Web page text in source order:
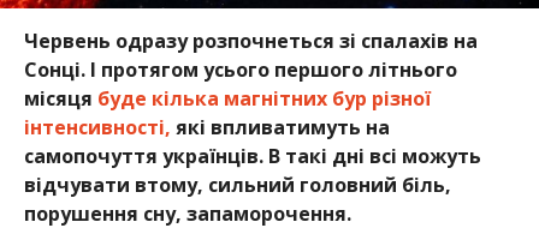
Червень одразу розпочнеться зі спалахів на
Сонці. І протягом усього першого літнього
місяця буде кілька магнітних бур різної
інтенсивності, які впливатимуть на
самопочуття українців. В такі дні всі можуть
відчувати втому, сильний головний біль,
порушення сну, запаморочення.